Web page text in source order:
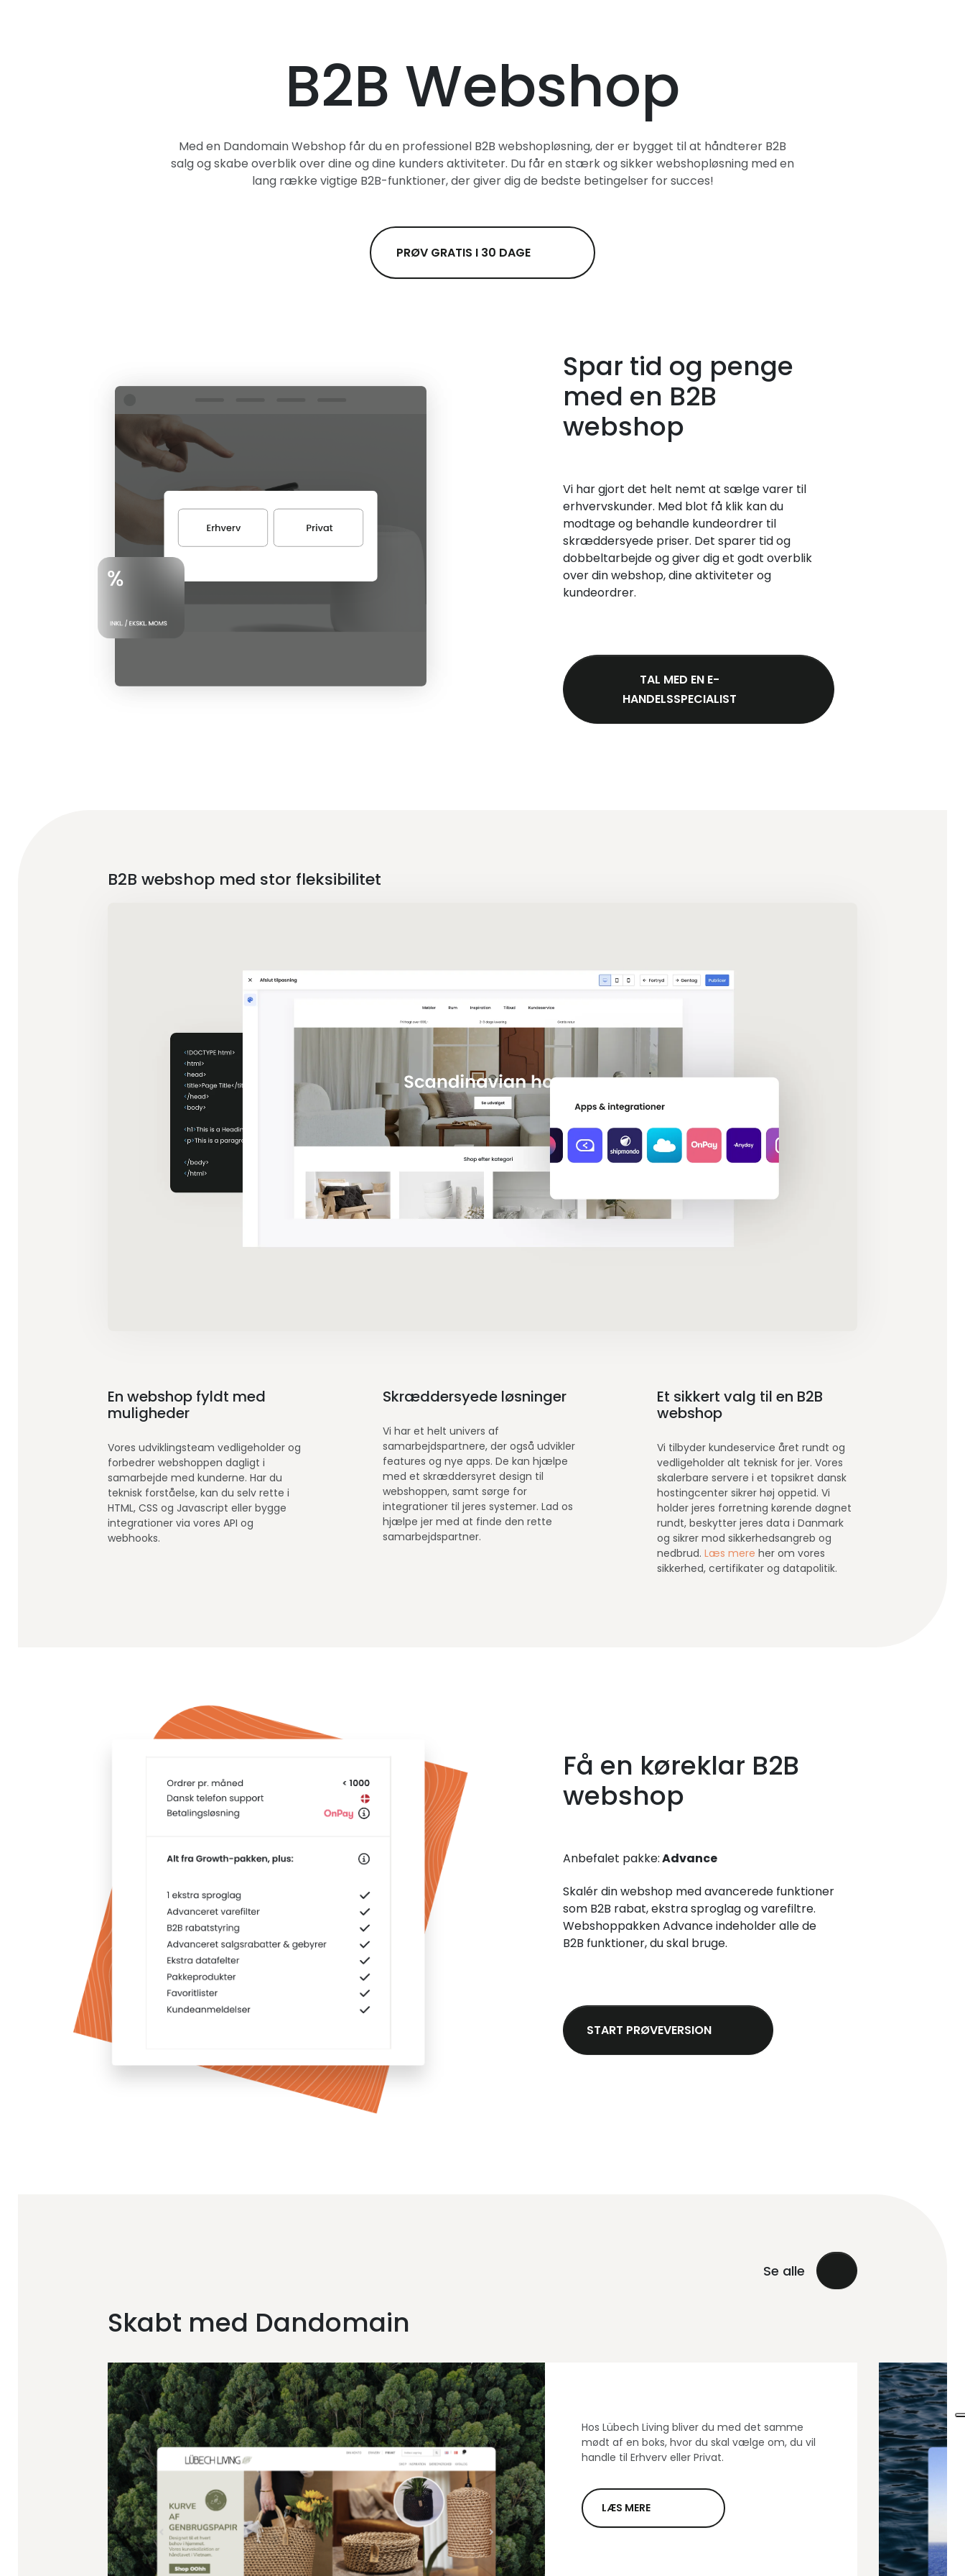
B2B Webshop
Med en Dandomain Webshop får du en professionel B2B webshopløsning, der er bygget til at håndterer B2B
salg og skabe overblik over dine og dine kunders aktiviteter. Du får en stærk og sikker webshopløsning med en
lang række vigtige B2B-funktioner, der giver dig de bedste betingelser for succes!
PRØV GRATIS I 30 DAGE
Spar tid og penge
med en B2B
webshop
Vi har gjort det helt nemt at sælge varer til
erhvervskunder. Med blot få klik kan du
modtage og behandle kundeordrer til
skræddersyede priser. Det sparer tid og
dobbeltarbejde og giver dig et godt overblik
over din webshop, dine aktiviteter og
kundeordrer.
TAL MED EN E-
HANDELSSPECIALIST
B2B webshop med stor fleksibilitet
En webshop fyldt med
muligheder
Vores udviklingsteam vedligeholder og
forbedrer webshoppen dagligt i
samarbejde med kunderne. Har du
teknisk forståelse, kan du selv rette i
HTML, CSS og Javascript eller bygge
integrationer via vores API og
webhooks.
Skræddersyede løsninger
Vi har et helt univers af
samarbejdspartnere, der også udvikler
features og nye apps. De kan hjælpe
med et skræddersyret design til
webshoppen, samt sørge for
integrationer til jeres systemer. Lad os
hjælpe jer med at finde den rette
samarbejdspartner.
Et sikkert valg til en B2B
webshop
Vi tilbyder kundeservice året rundt og
vedligeholder alt teknisk for jer. Vores
skalerbare servere i et topsikret dansk
hostingcenter sikrer høj oppetid. Vi
holder jeres forretning kørende døgnet
rundt, beskytter jeres data i Danmark
og sikrer mod sikkerhedsangreb og
nedbrud.Læs mere her om vores
sikkerhed, certifikater og datapolitik.
Få en køreklar B2B
webshop
Anbefalet pakke:Advance
Skalér din webshop med avancerede funktioner
som B2B rabat, ekstra sproglag og varefiltre.
Webshoppakken Advance indeholder alle de
B2B funktioner, du skal bruge.
START PRØVEVERSION
Se alle
Skabt med Dandomain
Hos Lübech Living bliver du med det samme
mødt af en boks, hvor du skal vælge om, du vil
handle til Erhverv eller Privat.
LÆS MERE